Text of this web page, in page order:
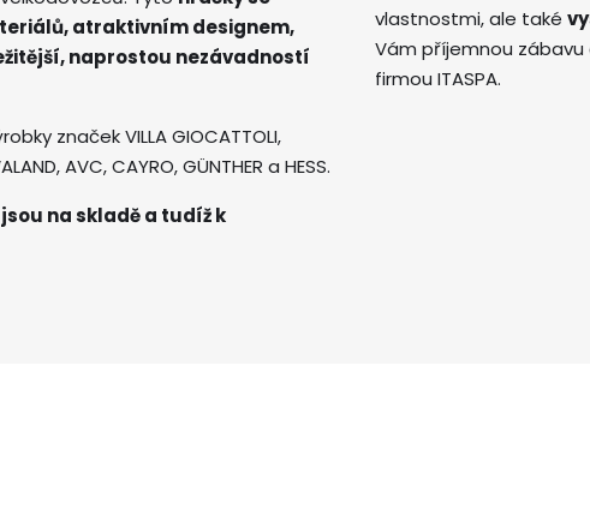
atraktivním designem,
naprostou nezávadností
značek VILLA GIOCATTOLI,
AVC, CAYRO, GÜNTHER a HESS.
jsou na skladě a tudíž k
vlastnostmi, ale také
Vám příjemnou
firmou ITASPA.